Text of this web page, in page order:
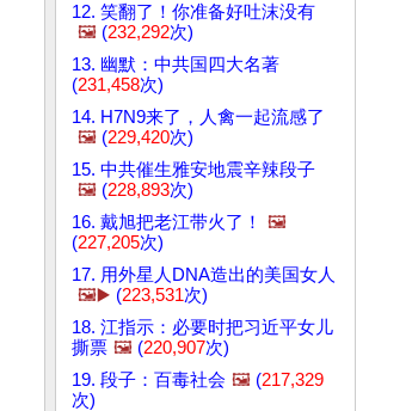
12. 笑翻了！你准备好吐沫没有
🖼️ (232,292次)
13. 幽默：中共国四大名著
(231,458次)
14. H7N9来了，人禽一起流感了
🖼️ (229,420次)
15. 中共催生雅安地震辛辣段子
🖼️ (228,893次)
16. 戴旭把老江带火了！
🖼️
(227,205次)
17. 用外星人DNA造出的美国女人
🖼️▶️ (223,531次)
18. 江指示：必要时把习近平女儿
撕票 🖼️ (220,907次)
19. 段子：百毒社会 🖼️ (217,329
次)